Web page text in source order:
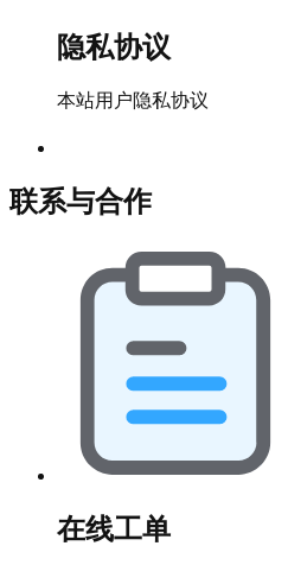
隐私协议
本站用户隐私协议
联系与合作
在线工单